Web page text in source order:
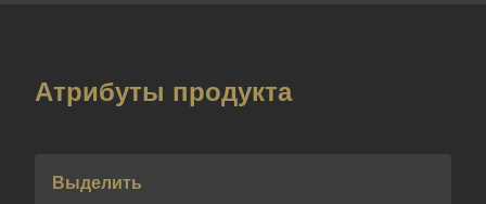
Атрибуты продукта
Выделить